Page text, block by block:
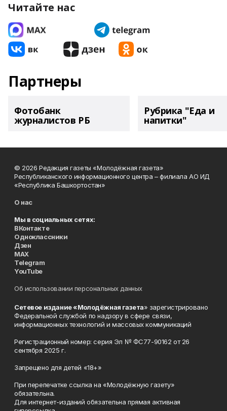
Читайте нас
Партнеры
Фотобанк
журналистов РБ
Рубрика "Еда и
напитки"
© 2026 Редакция газеты «Молодёжная газета»
Республиканского информационного центра – филиала АО ИД
«Республика Башкортостан»
О нас
Мы в социальных сетях:
ВКонтакте
Одноклассники
Дзен
MAX
Telegram
YouTube
Об использовании персональных данных
Сетевое издание «Молодёжная газета» зарегистрировано
Федеральной службой по надзору в сфере связи,
информационных технологий и массовых коммуникаций
Регистрационный номер: серия Эл № ФС77-90162 от 26
сентября 2025 г.
Запрещено для детей «18+»
При перепечатке ссылка на «Молодёжную газету»
обязательна.
Для интернет-изданий обязательна прямая активная